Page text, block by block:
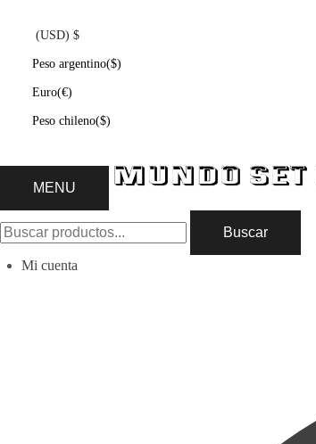
(USD) $
Peso argentino($)
Euro(€)
Peso chileno($)
MENU
Buscar
Mi cuenta